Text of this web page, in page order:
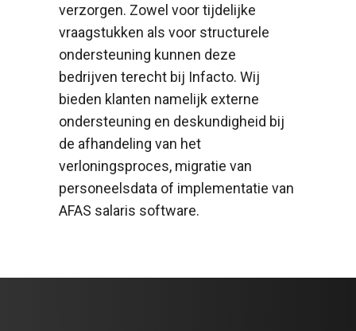
verzorgen. Zowel voor tijdelijke
vraagstukken als voor structurele
ondersteuning kunnen deze
bedrijven terecht bij Infacto. Wij
bieden klanten namelijk externe
ondersteuning en deskundigheid bij
de afhandeling van het
verloningsproces, migratie van
personeelsdata of implementatie van
AFAS salaris software.